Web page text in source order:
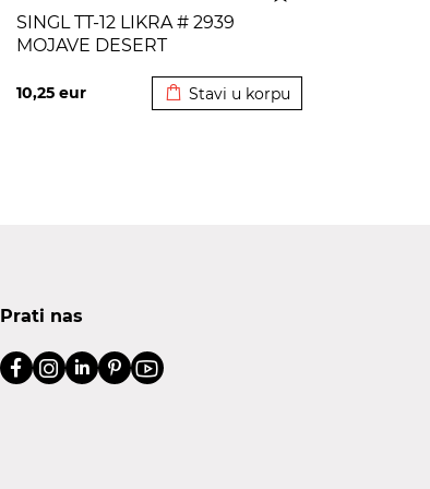
SINGL TT-12 LIKRA # 2939
MOJAVE DESERT
10,25 eur Stavi u korpu
Prati nas